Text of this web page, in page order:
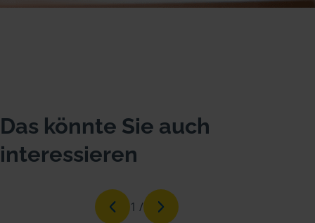
Das könnte Sie auch
interessieren
1 /